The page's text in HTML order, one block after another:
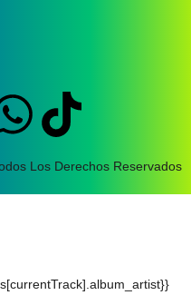
Los Derechos Reservados